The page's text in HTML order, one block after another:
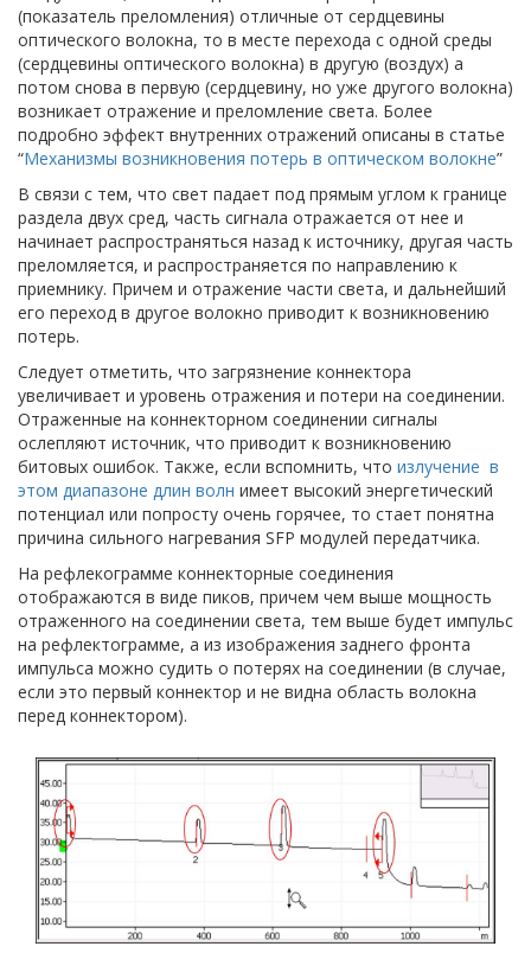
(показатель преломления) отличные от сердцевины
оптического волокна, то в месте перехода с одной среды
(сердцевины оптического волокна) в другую (воздух) а
потом снова в первую (сердцевину, но уже другого волокна)
возникает отражение и преломление света. Более
подробно эффект внутренних отражений описаны в статье
“Механизмы возникновения потерь в оптическом волокне”
В связи с тем, что свет падает под прямым углом к границе
раздела двух сред, часть сигнала отражается от нее и
начинает распространяться назад к источнику, другая часть
преломляется, и распространяется по направлению к
приемнику. Причем и отражение части света, и дальнейший
его переход в другое волокно приводит к возникновению
потерь.
Следует отметить, что загрязнение коннектора
увеличивает и уровень отражения и потери на соединении.
Отраженные на коннекторном соединении сигналы
ослепляют источник, что приводит к возникновению
битовых ошибок. Также, если вспомнить, что излучение в
этом диапазоне длин волн имеет высокий энергетический
потенциал или попросту очень горячее, то стает понятна
причина сильного нагревания SFP модулей передатчика.
На рефлекограмме коннекторные соединения
отображаются в виде пиков, причем чем выше мощность
отраженного на соединении света, тем выше будет импульс
на рефлектограмме, а из изображения заднего фронта
импульса можно судить о потерях на соединении (в случае,
если это первый коннектор и не видна область волокна
перед коннектором).